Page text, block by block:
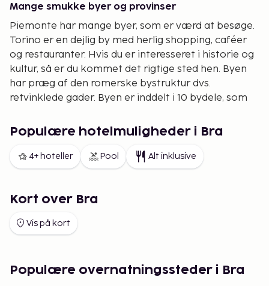
Mange smukke byer og provinser
Piemonte har mange byer, som er værd at besøge.
Torino er en dejlig by med herlig shopping, caféer
og restauranter. Hvis du er interesseret i historie og
kultur, så er du kommet det rigtige sted hen. Byen
har præg af den romerske bystruktur dvs.
retvinklede gader. Byen er inddelt i 10 bydele, som
byen ligger et smukt kloster og et slot. Her er også
et egyptisk museum, som er et af verdens vigtigste.
Gå til Quartiere Romano, Torinos ældste bydel, som
blev grundlagt år 28 fvt. af kejser Augustus.
gamle slotte. Som de øvrige provinserne i Piemonte
fremstilles der mange fine vine her. Acqui Terme er
en dejlig og rolig by med typisk italiensk
varme kilder. I Acqui Terme ligger et regionalt
Populære hotelmuligheder i Bra
4+ hoteller Pool Alt inklusive
Kort over Bra
Vis på kort
Populære overnatningssteder i Bra